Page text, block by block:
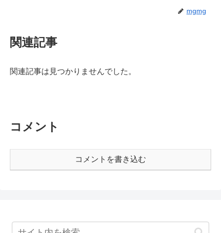
mgmg
関連記事
関連記事は見つかりませんでした。
コメント
コメントを書き込む